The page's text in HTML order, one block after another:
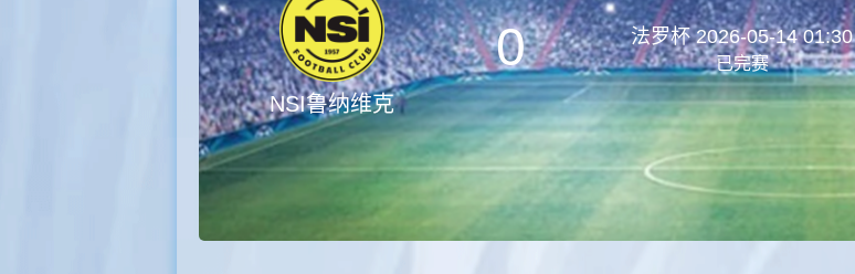
NSI鲁纳维克
0 法罗杯2026-05-14 01:30
已完赛